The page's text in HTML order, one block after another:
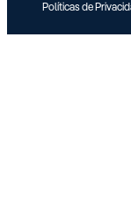
Políticas de